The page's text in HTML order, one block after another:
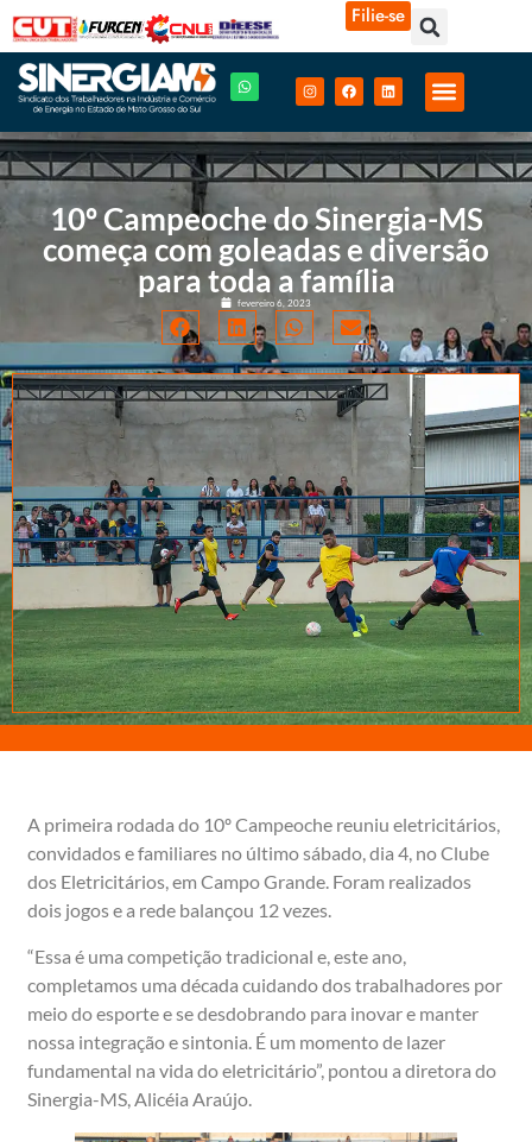
Filie-se
10º Campeoche do Sinergia-MS
começa com goleadas e diversão
para toda a família
fevereiro 6, 2023
A primeira rodada do 10º Campeoche reuniu eletricitários,
convidados e familiares no último sábado, dia 4, no Clube
dos Eletricitários, em Campo Grande. Foram realizados
dois jogos e a rede balançou 12 vezes.
“Essa é uma competição tradicional e, este ano,
completamos uma década cuidando dos trabalhadores por
meio do esporte e se desdobrando para inovar e manter
nossa integração e sintonia. É um momento de lazer
fundamental na vida do eletricitário”, pontou a diretora do
Sinergia-MS, Alicéia Araújo.